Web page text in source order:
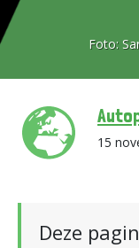
Foto:
15
Deze